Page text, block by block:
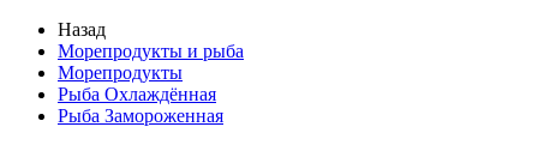
Назад
Морепродукты и рыба
Морепродукты
Рыба Охлаждённая
Рыба Замороженная